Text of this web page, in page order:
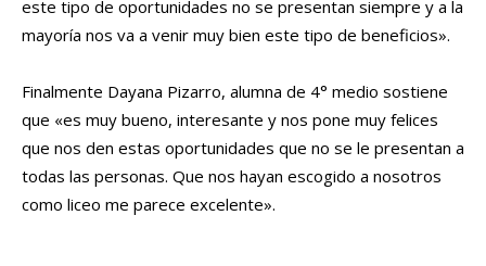
este tipo de oportunidades no se presentan siempre y a la
mayoría nos va a venir muy bien este tipo de beneficios».
Finalmente Dayana Pizarro, alumna de 4° medio sostiene
que «es muy bueno, interesante y nos pone muy felices
que nos den estas oportunidades que no se le presentan a
todas las personas. Que nos hayan escogido a nosotros
como liceo me parece excelente».